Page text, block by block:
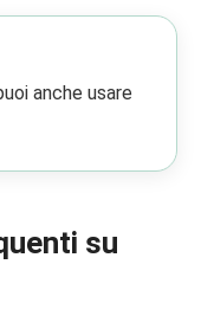
anche usare
su